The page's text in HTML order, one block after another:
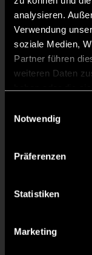
analysieren.
Verwendung
soziale Medien,
Partner führen
weiteren Daten
Notwendig
Präferenzen
Statistiken
Marketing